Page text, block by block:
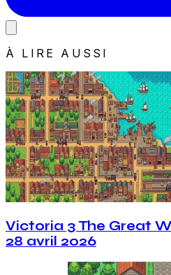
À LIRE AUSSI
Victoria 3 The Great
28 avril 2026